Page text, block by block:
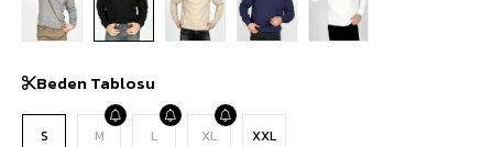
Beden Tablosu
S M L XL XXL